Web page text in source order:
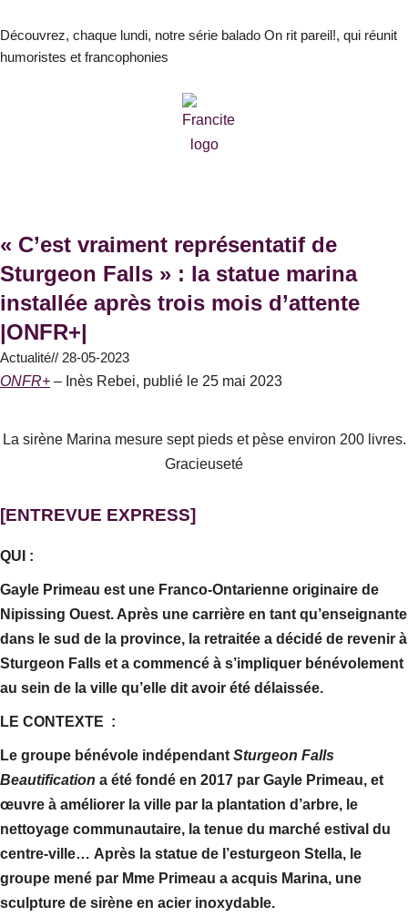
au
contenu
Découvrez, chaque lundi, notre série balado On rit pareil!, qui réunit
humoristes et francophonies
« C’est vraiment représentatif de
Sturgeon Falls » : la statue marina
installée après trois mois d’attente
|ONFR+|
Actualité// 28-05-2023
ONFR+ – Inès Rebei, publié le 25 mai 2023
La sirène Marina mesure sept pieds et pèse environ 200 livres.
Gracieuseté
[ENTREVUE EXPRESS]
QUI :
Gayle Primeau est une Franco-Ontarienne originaire de
Nipissing Ouest. Après une carrière en tant qu’enseignante
dans le sud de la province, la retraitée a décidé de revenir à
Sturgeon Falls et a commencé à s’impliquer bénévolement
au sein de la ville qu’elle dit avoir été délaissée.
LE CONTEXTE :
Le groupe bénévole indépendant Sturgeon Falls
Beautification a été fondé en 2017 par Gayle Primeau, et
œuvre à améliorer la ville par la plantation d’arbre, le
nettoyage communautaire, la tenue du marché estival du
centre-ville…
Après la statue de l’esturgeon Stella, le
groupe mené par Mme Primeau a acquis Marina, une
sculpture de sirène en acier inoxydable.